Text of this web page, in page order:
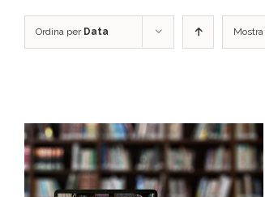
Ordina per Data Mostra